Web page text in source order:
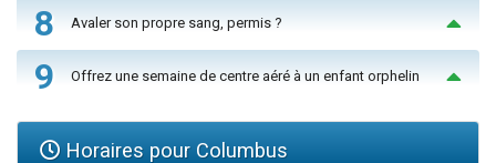
8 Avaler son propre sang, permis ?
9 Offrez une semaine de centre aéré à un enfant orphelin
Horaires pour Columbus